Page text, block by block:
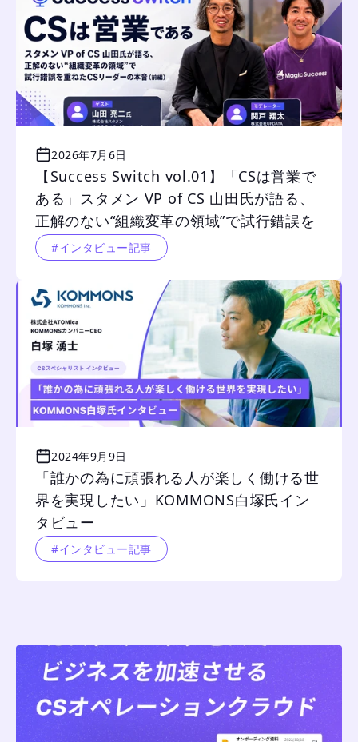
2026年7月6日
【Success Switch vol.01】「CSは営業で
ある」スタメン VP of CS 山田氏が語る、
正解のない“組織変革の領域”で試行錯誤を
重ねたCSリーダーの本音（前編）
#インタビュー記事
2024年9月9日
「誰かの為に頑張れる人が楽しく働ける世
界を実現したい」KOMMONS白塚氏イン
タビュー
#インタビュー記事